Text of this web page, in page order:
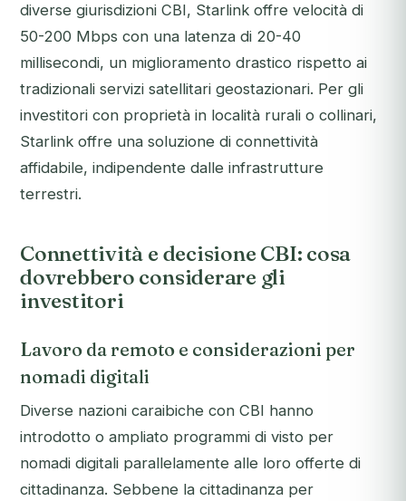
diverse giurisdizioni CBI, Starlink offre velocità di
50-200 Mbps con una latenza di 20-40
millisecondi, un miglioramento drastico rispetto ai
tradizionali servizi satellitari geostazionari. Per gli
investitori con proprietà in località rurali o collinari,
Starlink offre una soluzione di connettività
affidabile, indipendente dalle infrastrutture
terrestri.
Connettività e decisione CBI: cosa
dovrebbero considerare gli
investitori
Lavoro da remoto e considerazioni per
nomadi digitali
Diverse nazioni caraibiche con CBI hanno
introdotto o ampliato programmi di visto per
nomadi digitali parallelamente alle loro offerte di
cittadinanza. Sebbene la cittadinanza per